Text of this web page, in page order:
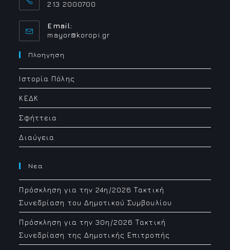
213 2000700
Email:
mayor@koropi.grOpens
Πλοηγηση
Ιστορία Πόλης
ΚΕΔΚ
Σφήττεια
Διαύγεια
Νεα
Πρόσκληση για την 24η/2026 Τακτική
Συνεδρίαση του Δημοτικού Συμβουλίου
Πρόσκληση για την 30η/2026 Τακτική
Συνεδρίαση της Δημοτικής Επιτροπής